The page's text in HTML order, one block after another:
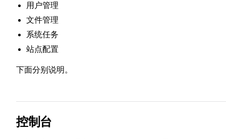
用户管理
文件管理
系统任务
站点配置
下面分别说明。
控制台